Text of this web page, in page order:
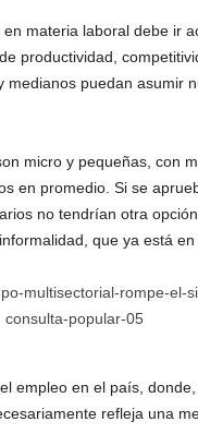
materia laboral debe ir
productividad,
puedan asumir
micro y pequeñas, con
en promedio. Si se
no tendrían otra
que ya está en
empleo en el país,
refleja una